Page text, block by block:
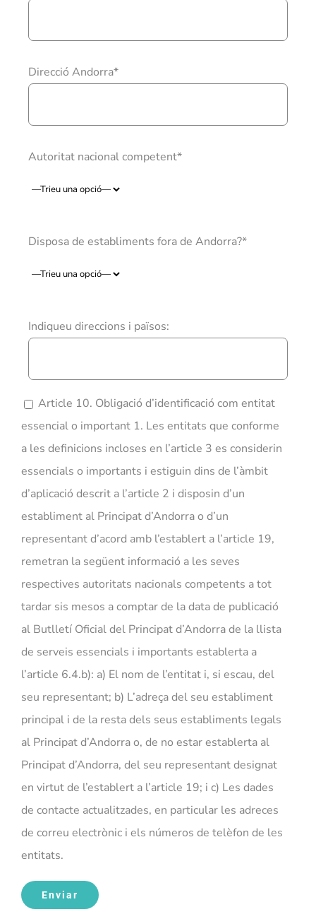
Direcció Andorra*
Autoritat nacional competent*
Disposa de establiments fora de Andorra?*
Indiqueu direccions i països:
Article 10. Obligació d’identificació com entitat
essencial o important 1. Les entitats que conforme
a les definicions incloses en l’article 3 es considerin
essencials o importants i estiguin dins de l’àmbit
d’aplicació descrit a l’article 2 i disposin d’un
establiment al Principat d’Andorra o d’un
representant d’acord amb l’establert a l’article 19,
remetran la següent informació a les seves
respectives autoritats nacionals competents a tot
tardar sis mesos a comptar de la data de publicació
al Butlletí Oficial del Principat d’Andorra de la llista
de serveis essencials i importants establerta a
l’article 6.4.b): a) El nom de l’entitat i, si escau, del
seu representant; b) L’adreça del seu establiment
principal i de la resta dels seus establiments legals
al Principat d’Andorra o, de no estar establerta al
Principat d’Andorra, del seu representant designat
en virtut de l’establert a l’article 19; i c) Les dades
de contacte actualitzades, en particular les adreces
de correu electrònic i els números de telèfon de les
entitats.